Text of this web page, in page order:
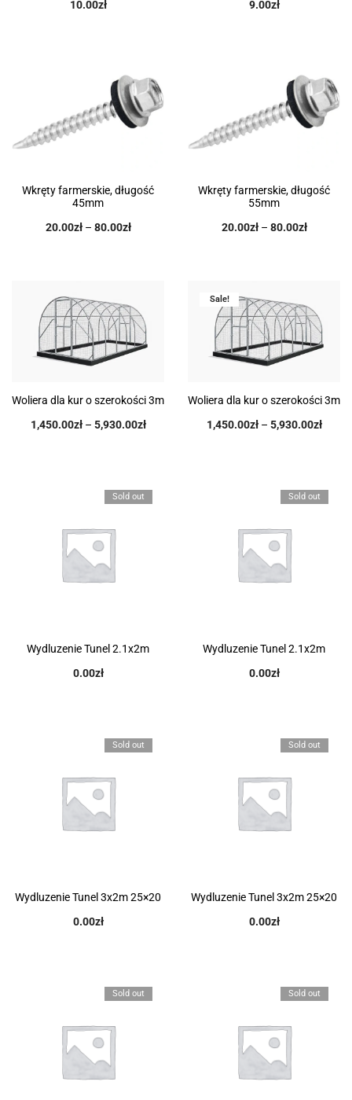
10.00zł 9.00zł
Wkręty farmerskie, długość
45mm
20.00zł – 80.00zł
Wkręty farmerskie, długość
55mm
20.00zł – 80.00zł
Woliera dla kur o szerokości 3m
1,450.00zł – 5,930.00zł
Sale!
Woliera dla kur o szerokości 3m
1,450.00zł – 5,930.00zł
Sold out
Wydluzenie Tunel 2.1x2m
0.00zł
Sold out
Wydluzenie Tunel 2.1x2m
0.00zł
Sold out
Wydluzenie Tunel 3x2m 25×20
0.00zł
Sold out
Wydluzenie Tunel 3x2m 25×20
0.00zł
Sold out Sold out